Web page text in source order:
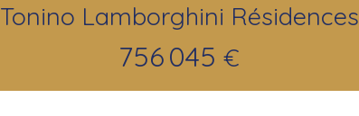
Tonino Lamborghini Résidences
756 045 €